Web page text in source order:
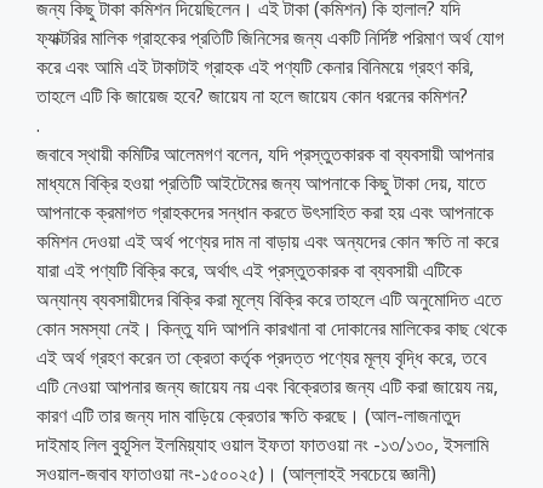
জন্য কিছু টাকা কমিশন দিয়েছিলেন। এই টাকা (কমিশন) কি হালাল? যদি
ফ্যাক্টরির মালিক গ্রাহকের প্রতিটি জিনিসের জন্য একটি নির্দিষ্ট পরিমাণ অর্থ যোগ
করে এবং আমি এই টাকাটাই গ্রাহক এই পণ্যটি কেনার বিনিময়ে গ্রহণ করি,
তাহলে এটি কি জায়েজ হবে? জায়েয না হলে জায়েয কোন ধরনের কমিশন?
.
জবাবে স্থায়ী কমিটির আলেমগণ বলেন, যদি প্রস্তুতকারক বা ব্যবসায়ী আপনার
মাধ্যমে বিক্রি হওয়া প্রতিটি আইটেমের জন্য আপনাকে কিছু টাকা দেয়, যাতে
আপনাকে ক্রমাগত গ্রাহকদের সন্ধান করতে উৎসাহিত করা হয় এবং আপনাকে
কমিশন দেওয়া এই অর্থ পণ্যের দাম না বাড়ায় এবং অন্যদের কোন ক্ষতি না করে
যারা এই পণ্যটি বিক্রি করে, অর্থাৎ এই প্রস্তুতকারক বা ব্যবসায়ী এটিকে
অন্যান্য ব্যবসায়ীদের বিক্রি করা মূল্যে বিক্রি করে তাহলে এটি অনুমোদিত এতে
কোন সমস্যা নেই। কিন্তু যদি আপনি কারখানা বা দোকানের মালিকের কাছ থেকে
এই অর্থ গ্রহণ করেন তা ক্রেতা কর্তৃক প্রদত্ত পণ্যের মূল্য বৃদ্ধি করে, তবে
এটি নেওয়া আপনার জন্য জায়েয নয় এবং বিক্রেতার জন্য এটি করা জায়েয নয়,
কারণ এটি তার জন্য দাম বাড়িয়ে ক্রেতার ক্ষতি করছে। (আল-লাজনাতুদ
দাইমাহ লিল বুহূসিল ইলমিয়্যাহ ওয়াল ইফতা ফাতওয়া নং -১৩/১৩০, ইসলামি
সওয়াল-জবাব ফাতাওয়া নং-১৫০০২৫)। (আল্লাহই সবচেয়ে জ্ঞানী)